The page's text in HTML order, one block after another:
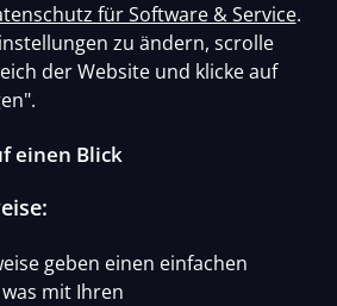
für Software & Service.
zu ändern, scrolle
der Website und klicke auf
einen Blick
geben einen einfachen
mit Ihren